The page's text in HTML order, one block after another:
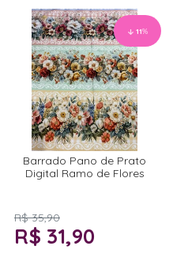
11%
Barrado Pano de Prato
Digital Ramo de Flores
R$ 35,90
R$ 31,90